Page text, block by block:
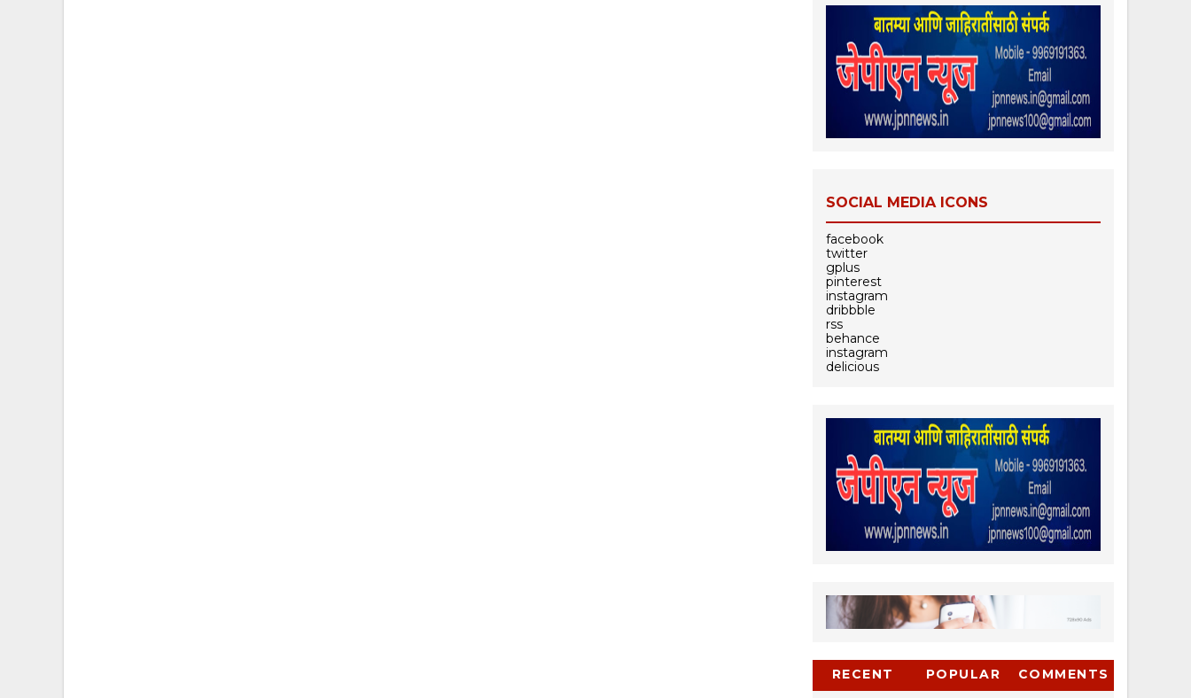
SOCIAL MEDIA ICONS
facebook
twitter
gplus
pinterest
instagram
dribbble
rss
behance
instagram
delicious
RECENT POPULAR COMMENTS